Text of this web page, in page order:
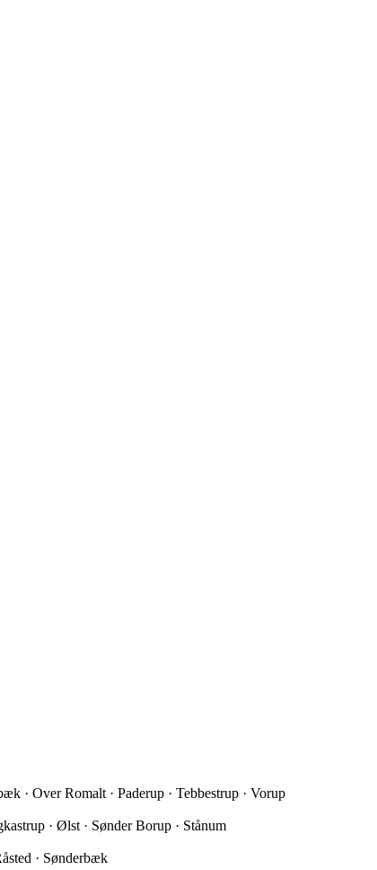
· Over Romalt · Paderup · Tebbestrup · Vorup
· Ølst · Sønder Borup · Stånum
· Sønderbæk